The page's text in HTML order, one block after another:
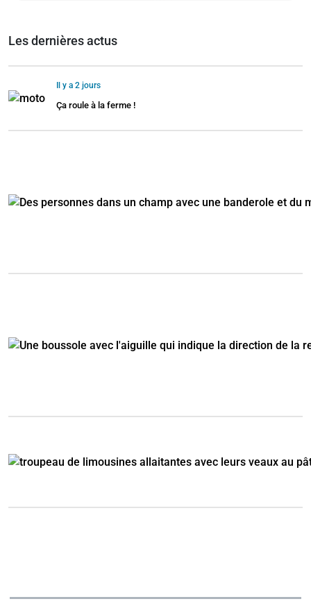
Les dernières actus
Il y a 2 jours
Ça roule à la ferme !